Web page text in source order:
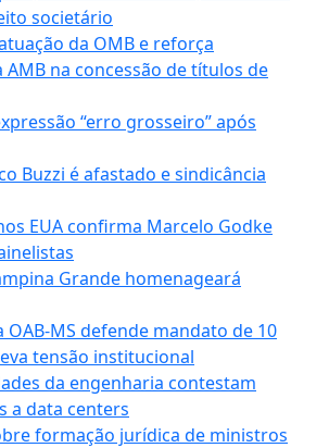
societário
da OMB e reforça
AMB na concessão de títulos de
“erro grosseiro” após
Buzzi é afastado e sindicância
EUA confirma Marcelo Godke
Grande homenageará
MS defende mandato de 10
tensão institucional
da engenharia contestam
a data centers
formação jurídica de ministros